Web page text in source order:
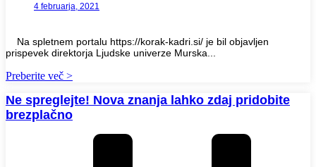
4 februarja, 2021
Na spletnem portalu https://korak-kadri.si/ je bil objavljen
prispevek direktorja Ljudske univerze Murska...
Preberite več >
Ne spreglejte! Nova znanja lahko zdaj pridobite
brezplačno